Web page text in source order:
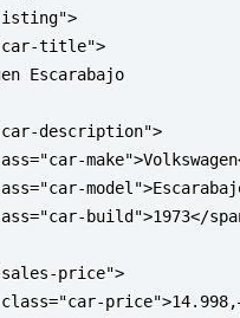
title">
Escarabajo
description">
build">1973</
price">